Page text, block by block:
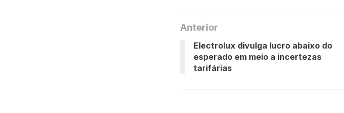
Anterior
Electrolux divulga lucro abaixo do
esperado em meio a incertezas
tarifárias